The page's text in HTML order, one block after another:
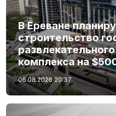
В Ереване
строительство
комплекса на
06.08.2026 20:37